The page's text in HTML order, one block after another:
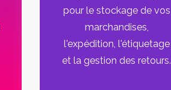
pour le stockage de vos
marchandises,
l'expédition, l'étiquetage
et la gestion des retours.